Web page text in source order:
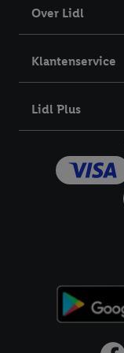
Over Lidl
Klantenservice
Lidl Plus